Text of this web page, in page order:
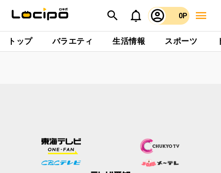
0P
トップ バラエティ 生活情報 スポーツ